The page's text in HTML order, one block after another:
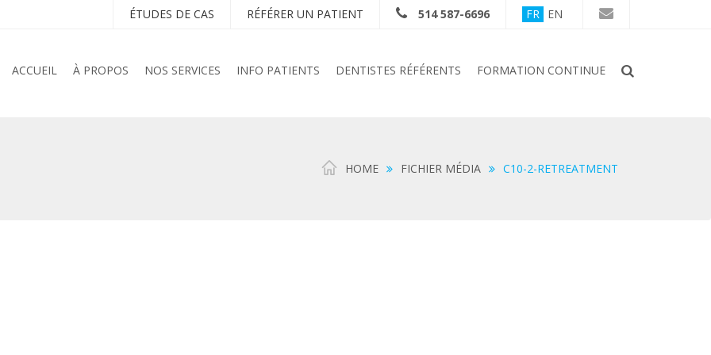
ÉTUDES DE CAS RÉFÉRER UN PATIENT 514 587-6696 FR EN
ACCUEIL À PROPOS NOS SERVICES INFO PATIENTS DENTISTES RÉFÉRENTS FORMATION CONTINUE
HOME FICHIER MÉDIA C10-2-RETREATMENT